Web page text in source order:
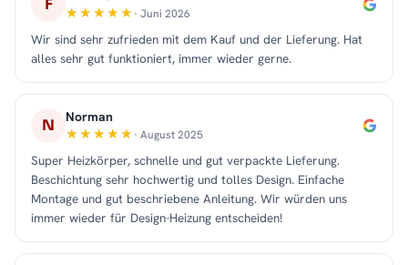
F · Juni 2026
Wir sind sehr zufrieden mit dem Kauf und der Lieferung. Hat
alles sehr gut funktioniert, immer wieder gerne.
N Norman
· August 2025
Super Heizkörper, schnelle und gut verpackte Lieferung.
Beschichtung sehr hochwertig und tolles Design. Einfache
Montage und gut beschriebene Anleitung. Wir würden uns
immer wieder für Design-Heizung entscheiden!